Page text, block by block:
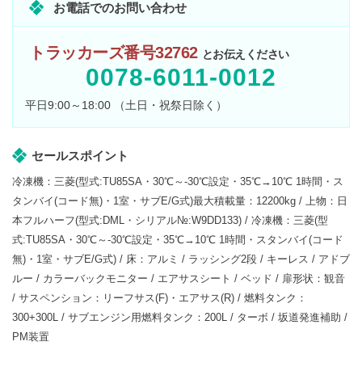
お電話でのお問い合わせ
トラッカーズ番号32762 とお伝えください
0078-6011-0012
平日9:00～18:00 （土日・祝祭日除く）
セールスポイント
冷凍機：三菱(型式:TU85SA・30℃～-30℃設定・35℃→10℃ 1時間・ス
タンバイ(コード無)・1室・サブE/G式)最大積載量：12200kg / 上物：日
本フルハーフ(型式:DML・シリアル№:W9DD133) / 冷凍機：三菱(型
式:TU85SA・30℃～-30℃設定・35℃→10℃ 1時間・スタンバイ(コード
無)・1室・サブE/G式) / 床：アルミ / ラッシング2段 / キーレス / アドブ
ルー / カラーバックモニター / エアサスシート / ベッド / 扉形状：観音
/ サスペンション：リーフサス(F)・エアサス(R) / 燃料タンク：
300+300L / サブエンジン用燃料タンク：200L / ターボ / 坂道発進補助 /
PM装置